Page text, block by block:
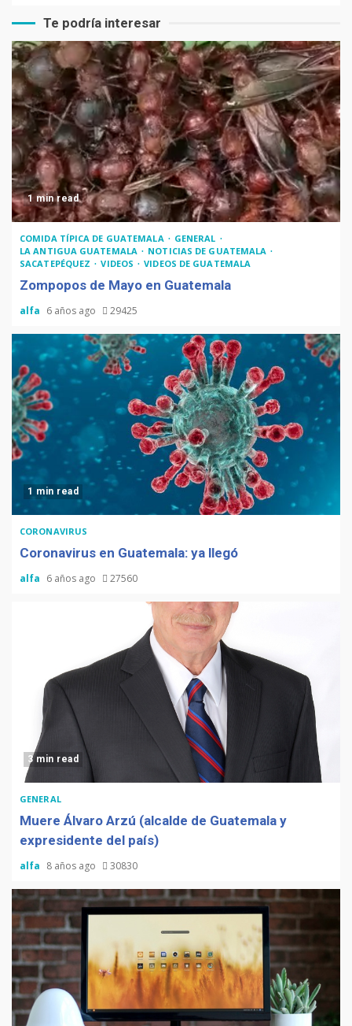
Te podría interesar
1 min read
COMIDA TÍPICA DE GUATEMALA
GENERAL
LA ANTIGUA GUATEMALA
NOTICIAS DE GUATEMALA
SACATEPÉQUEZ
VIDEOS VIDEOS DE GUATEMALA
Zompopos de Mayo en Guatemala
alfa 6 años ago 29425
1 min read
CORONAVIRUS
Coronavirus en Guatemala: ya llegó
alfa 6 años ago 27560
3 min read
GENERAL
Muere Álvaro Arzú (alcalde de Guatemala y
expresidente del país)
alfa 8 años ago 30830